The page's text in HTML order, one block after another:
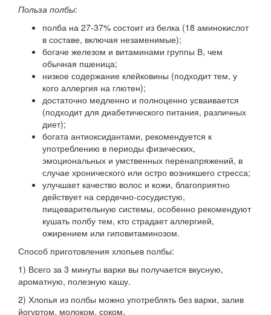
Польза полбы:
полба на 27-37% состоит из белка (18 аминокислот
в составе, включая незаменимые);
богаче железом и витаминами группы В, чем
обычная пшеница;
низкое содержание клейковины (подходит тем, у
кого аллергия на глютен);
достаточно медленно и полноценно усваивается
(подходит для диабетического питания, различных
диет);
богата антиоксидантами, рекомендуется к
употреблению в периоды физических,
эмоциональных и умственных перенапряжений, в
случае хронического или остро возникшего стресса;
улучшает качество волос и кожи, благоприятно
действует на сердечно-сосудистую,
пищеварительную системы, особенно рекомендуют
кушать полбу тем, кто страдает аллергией,
ожирением или гиповитаминозом.
Способ приготовления хлопьев полбы:
1) Всего за 3 минуты варки вы получается вкусную,
ароматную, полезную кашу.
2) Хлопья из полбы можно употреблять без варки, залив
йогуртом, молоком, соком.